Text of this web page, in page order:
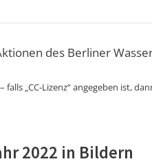
des Berliner
„CC-Lizenz“ angegeben ist,
2022 in Bildern